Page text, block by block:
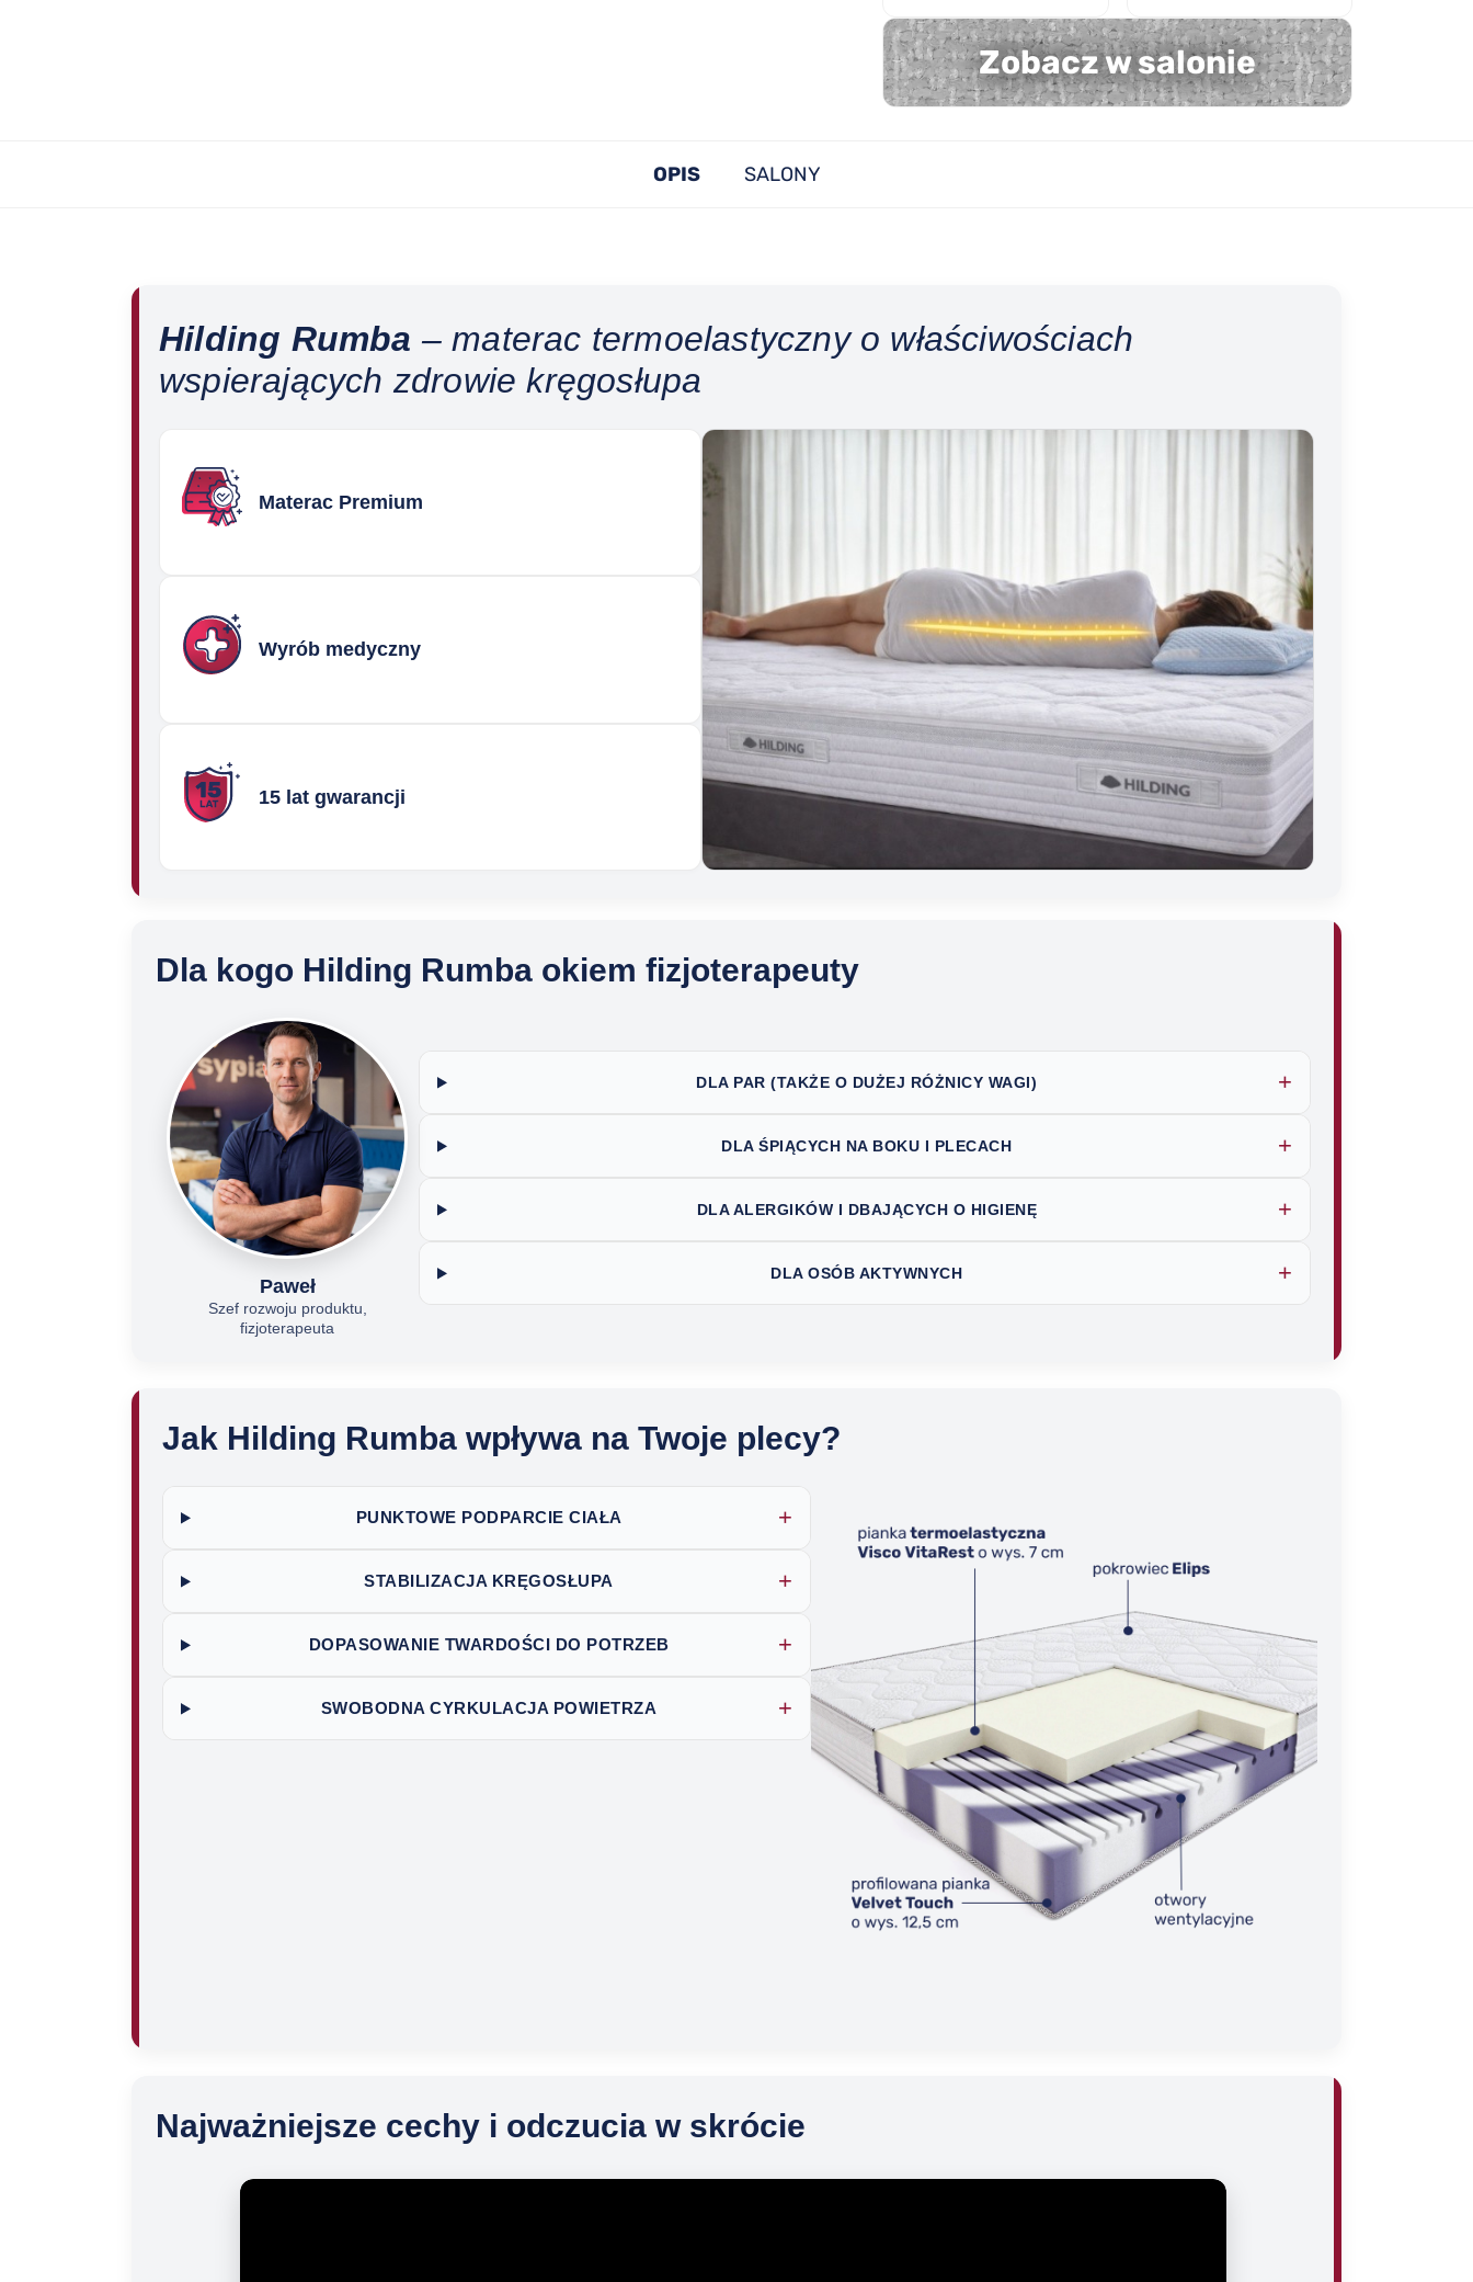
Zobacz w salonie
OPIS SALONY
Hilding Rumba – materac termoelastyczny o właściwościach
wspierających zdrowie kręgosłupa
Materac Premium
Wyrób medyczny
15 lat gwarancji
Dla kogo Hilding Rumba okiem fizjoterapeuty
Paweł
Szef rozwoju produktu,
fizjoterapeuta
DLA PAR (TAKŻE O DUŻEJ RÓŻNICY WAGI) +
DLA ŚPIĄCYCH NA BOKU I PLECACH +
DLA ALERGIKÓW I DBAJĄCYCH O HIGIENĘ +
DLA OSÓB AKTYWNYCH +
Jak Hilding Rumba wpływa na Twoje plecy?
PUNKTOWE PODPARCIE CIAŁA +
STABILIZACJA KRĘGOSŁUPA +
DOPASOWANIE TWARDOŚCI DO POTRZEB +
SWOBODNA CYRKULACJA POWIETRZA +
Najważniejsze cechy i odczucia w skrócie